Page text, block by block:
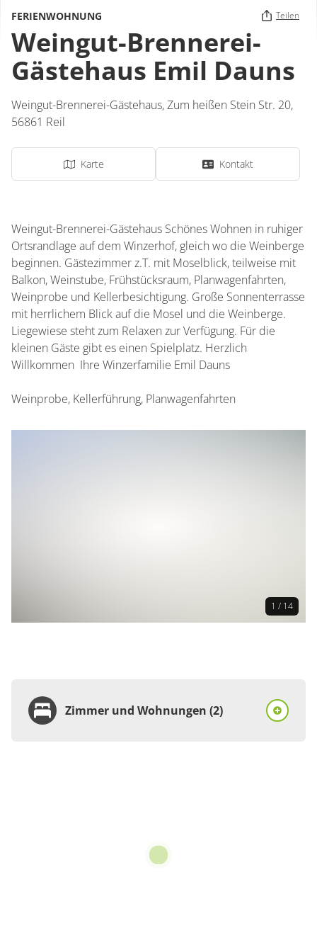
FERIENWOHNUNG Teilen
Weingut-Brennerei-
Gästehaus Emil Dauns
Weingut-Brennerei-Gästehaus,Zum heißen Stein Str. 20,
56861 Reil
Karte Kontakt
Weingut-Brennerei-Gästehaus Schönes Wohnen in ruhiger
Ortsrandlage auf dem Winzerhof, gleich wo die Weinberge
beginnen. Gästezimmer z.T. mit Moselblick, teilweise mit
Balkon, Weinstube, Frühstücksraum, Planwagenfahrten,
Weinprobe und Kellerbesichtigung. Große Sonnenterrasse
mit herrlichem Blick auf die Mosel und die Weinberge.
Liegewiese steht zum Relaxen zur Verfügung. Für die
kleinen Gäste gibt es einen Spielplatz. Herzlich
Willkommen Ihre Winzerfamilie Emil Dauns
Weinprobe, Kellerführung, Planwagenfahrten
1 / 14
Zimmer und Wohnungen (2)
pro Person/Nacht